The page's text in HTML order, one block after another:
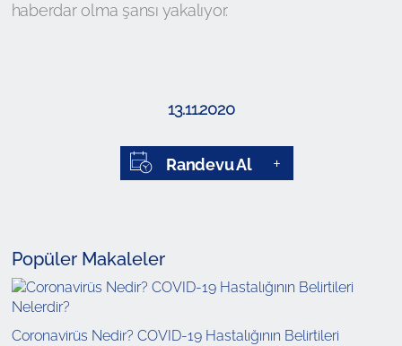
haberdar olma şansı yakalıyor.
13.11.2020
Randevu Al
Popüler Makaleler
Coronavirüs Nedir? COVID-19 Hastalığının Belirtileri